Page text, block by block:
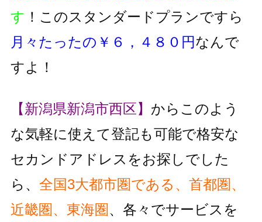
す ！このスタンダードプランですら
月々たったの￥６，４８０円なんで
すよ！
【新潟県新潟市西区】 からこのよう
な気軽に使えて登記も可能で格安な
セカンドアドレスをお探しでした
ら、 全国3大都市圏である、首都圏、
近畿圏、東海圏、各々でサービスを